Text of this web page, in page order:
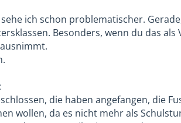
ich schon problematischer.
Besonders, wenn du das
die haben angefangen, die
wollen, da es nicht mehr als